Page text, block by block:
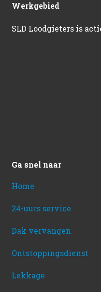
Werkgebied
SLD Loodgieters is
Ga snel naar
Home
24-uurs service
Dak vervangen
Ontstoppingsdienst
Lekkage